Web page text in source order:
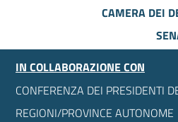
CAMERA DEI
IN COLLABORAZIONE CON
CONFERENZA DEI PRESIDENTI
REGIONI/PROVINCE AUTONOME